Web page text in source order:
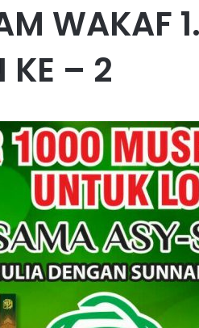
WAKAF
KE – 2